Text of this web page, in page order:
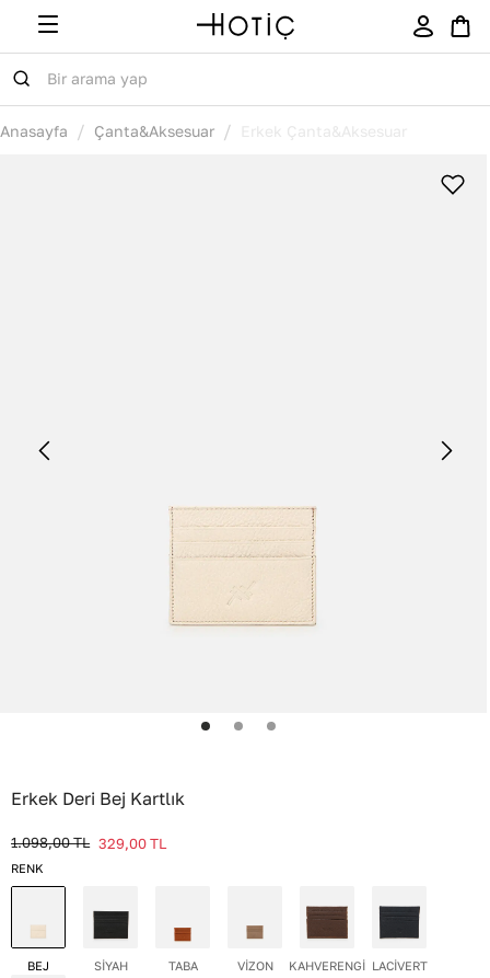
Anasayfa / Çanta&Aksesuar / Erkek Çanta&Aksesuar
Erkek Deri Bej Kartlık
1.098,00TL 329,00TL
RENK
BEJ SİYAH TABA VİZON KAHVERENGİ LACİVERT